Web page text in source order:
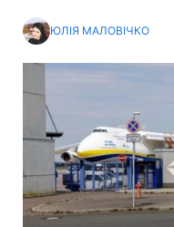
ЮЛІЯ МАЛОВІЧКО